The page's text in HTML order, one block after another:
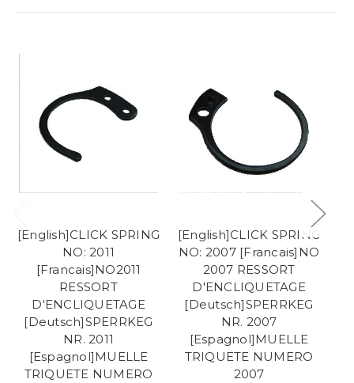
[English]CLICK SPRING
NO: 2011
[Francais]NO2011
RESSORT
D'ENCLIQUETAGE
[Deutsch]SPERRKEG
NR. 2011
[Espagnol]MUELLE
TRIQUETE NUMERO
[English]CLICK SPRING
NO: 2007 [Francais]NO
2007 RESSORT
D'ENCLIQUETAGE
[Deutsch]SPERRKEG
NR. 2007
[Espagnol]MUELLE
TRIQUETE NUMERO
2007